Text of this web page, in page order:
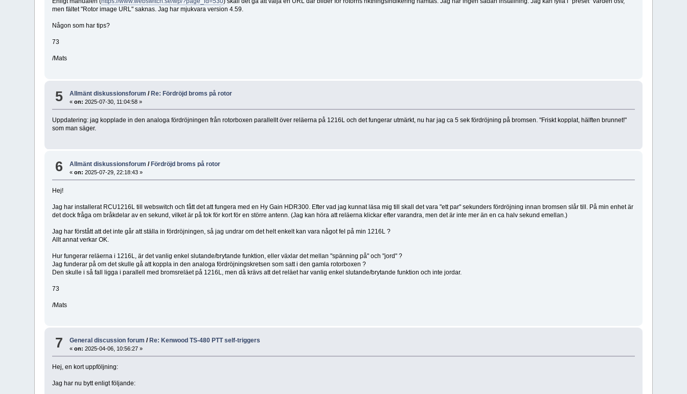
men fältet "Rotor image URL" saknas. Jag har mjukvara version 4.59.
Någon som har tips?
73
/Mats
5 Allmänt diskussionsforum / Re: Fördröjd broms på rotor
«on: 2025-07-30, 11:04:58 »
Uppdatering: jag kopplade in den analoga fördröjningen från rotorboxen parallellt över reläerna på 1216L och det fungerar utmärkt, nu har jag ca 5 sek fördröjning på bromsen. "Friskt kopplat, hälften brunnet!"
som man säger.
6 Allmänt diskussionsforum /Fördröjd broms på rotor
«on: 2025-07-29, 22:18:43 »
Hej!
Jag har installerat RCU1216L till webswitch och fått det att fungera med en Hy Gain HDR300. Efter vad jag kunnat läsa mig till skall det vara "ett par" sekunders fördröjning innan bromsen slår till. På min enhet är
det dock fråga om bråkdelar av en sekund, vilket är på tok för kort för en större antenn. (Jag kan höra att reläerna klickar efter varandra, men det är inte mer än en ca halv sekund emellan.)
Jag har förstått att det inte går att ställa in fördröjningen, så jag undrar om det helt enkelt kan vara något fel på min 1216L ?
Allt annat verkar OK.
Hur fungerar reläerna i 1216L, är det vanlig enkel slutande/brytande funktion, eller växlar det mellan "spänning på" och "jord" ?
Jag funderar på om det skulle gå att koppla in den analoga fördröjningskretsen som satt i den gamla rotorboxen ?
Den skulle i så fall ligga i parallell med bromsreläet på 1216L, men då krävs att det reläet har vanlig enkel slutande/brytande funktion och inte jordar.
73
/Mats
7 General discussion forum / Re: Kenwood TS-480 PTT self-triggers
«on: 2025-04-06, 10:56:27 »
Hej, en kort uppföljning:
Jag har nu bytt enligt följande: